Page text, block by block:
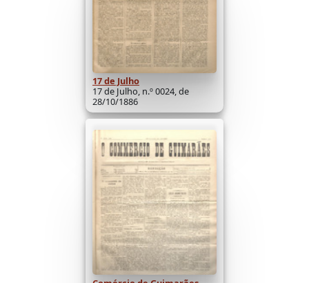
17 de Julho
17 de Julho, n.º 0024, de
28/10/1886